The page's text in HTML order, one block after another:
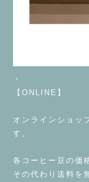
・
【ONLINE】
オンラインショッ
す。
各コーヒー豆の価
その代わり送料を